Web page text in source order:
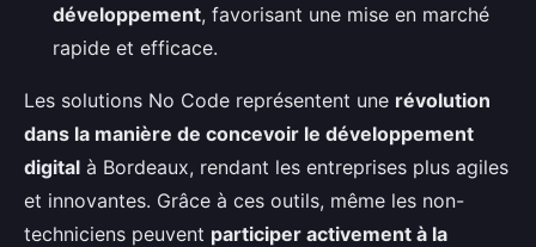
développement, favorisant une mise en marché
rapide et efficace.
Les solutions No Code représentent une révolution
dans la manière de concevoir le développement
digital à Bordeaux, rendant les entreprises plus agiles
et innovantes. Grâce à ces outils, même les non-
techniciens peuvent participer activement à la